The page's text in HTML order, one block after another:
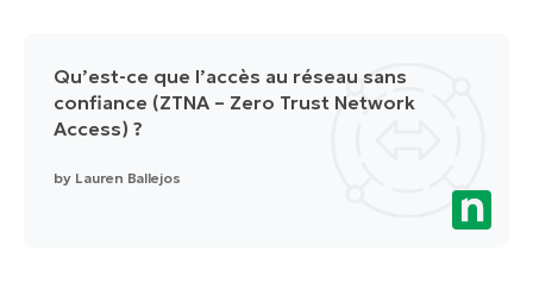
Qu’est-ce que l’accès au réseau sans
confiance (ZTNA – Zero Trust Network
Access) ?
by Lauren Ballejos